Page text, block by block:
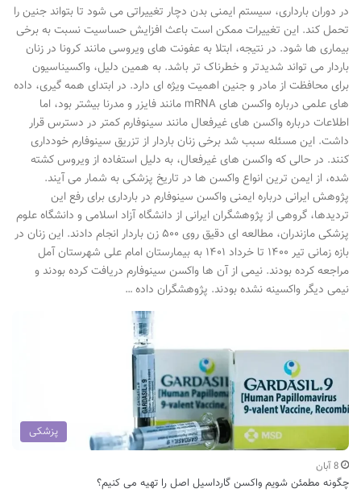
در دوران بارداری، سیستم ایمنی بدن دچار تغییراتی می شود تا بتواند جنین را
تحمل کند. این تغییرات ممکن است باعث افزایش حساسیت نسبت به برخی
بیماری ها شود. در نتیجه، ابتلا به عفونت های ویروسی مانند کرونا در زنان
باردار می تواند شدیدتر و خطرناک تر باشد. به همین دلیل، واکسیناسیون
برای محافظت از مادر و جنین اهمیت ویژه ای دارد. در ابتدای همه گیری، داده
های علمی درباره واکسن های mRNA مانند فایزر و مدرنا بیشتر بود، اما
اطلاعات درباره واکسن های غیرفعال مانند سینوفارم کمتر در دسترس قرار
داشت. این مسئله سبب شد برخی زنان باردار از تزریق سینوفارم خودداری
کنند. در حالی که واکسن های غیرفعال، به دلیل استفاده از ویروس کشته
شده، از ایمن ترین انواع واکسن ها در تاریخ پزشکی به شمار می آیند.
پژوهش ایرانی درباره ایمنی واکسن سینوفارم در بارداری برای رفع این
تردیدها، گروهی از پژوهشگران ایرانی از دانشگاه آزاد اسلامی و دانشگاه علوم
پزشکی مازندران، مطالعه ای دقیق روی ۵۰۰ زن باردار انجام دادند. این زنان در
بازه زمانی تیر ۱۴۰۰ تا خرداد ۱۴۰۱ به بیمارستان امام علی شهرستان آمل
مراجعه کرده بودند. نیمی از آن ها واکسن سینوفارم دریافت کرده بودند و
نیمی دیگر واکسینه نشده بودند. پژوهشگران داده …
پزشکی
8 آبان
چگونه مطمئن شویم واکسن گارداسیل اصل را تهیه می کنیم؟